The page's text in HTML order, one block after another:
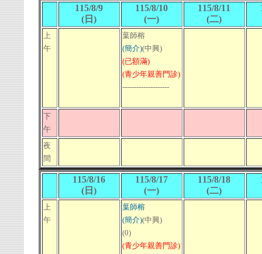
115/8/9
(日)
115/8/10
(一)
115/8/11
(二)
上
午
葉師榕
(簡介)(中興)
(已額滿)
(青少年親善門診)
--------------------
下
午
夜
間
115/8/16
(日)
115/8/17
(一)
115/8/18
(二)
上
午
葉師榕
(簡介)(中興)
(0)
(青少年親善門診)